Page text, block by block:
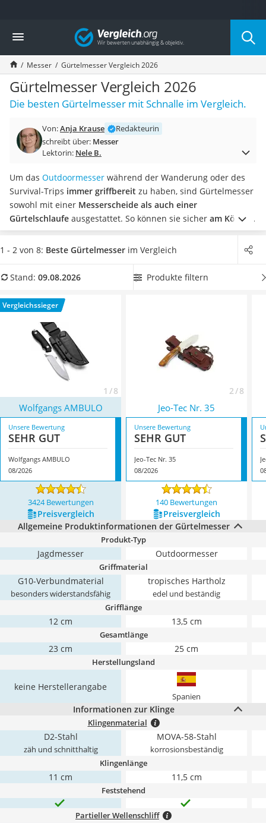
Die beliebtesten Vergleiche nach Kategorie
Haushalt
Wassersprudler
Zentralstaubsauger
Brotbackautomat
Wischroboter
Wäschespinne
Spülmaschinentabs
Akku-Staubsauger
AEG-Waschmaschine
Saug-Wisch-Roboter
Handstaubsauger
Milchaufschäumer
Kondenstrockner
Reiskocher
Tierhaarstaubsauger
Nespresso-Maschine
Messerschärfer
Vergleich
Messer Gürtelmesser Vergleich 2026
Gürtelmesser Vergleich 2026
Die besten Gürtelmesser mit Schnalle im Vergleich.
Von:Anja Krause
Redakteurin
schreibt über: Messer
Lektorin: Nele B.
Um das Outdoormesser während der Wanderung oder des
Survival-Trips immer griffbereit zu haben, sind Gürtelmesser
sowohl mit einer Messerscheide als auch einer
Gürtelschlaufe ausgestattet. So können sie sicher am Körper
getragenwerden.Tests im Internet berichten, dass ein
geringes Gewichtder Gürtelmesser den Tragekomfort erhöht.
Gürtelmesser mit geringerem Gesamtgewicht, um es auch bei
Überzeugt hat uns hier im August 2026 besonders das
ModellWolfgangs AMBULO
1 - 2 von 8: Beste Gürtelmesser im Vergleich
Stand: 09.08.2026 Produkte filtern
Vergleichssieger
1 / 8 2 / 8
Wolfgangs AMBULO Jeo-Tec Nr. 35
Unsere Bewertung
SEHR GUT
Wolfgangs AMBULO
08/2026
Unsere Bewertung
SEHR GUT
Jeo-Tec Nr. 35
08/2026
3424 Bewertungen 140 Bewertungen
Preis­vergleich
Preis­vergleich
Allgemeine Produktinformationen der Gürtelmesser
Produkt-Typ
Jagdmesser Outdoormesser
Griffmaterial
G10-Verbundmaterial
besonders widerstandsfähig
tropisches Hartholz
edel und beständig
Grifflänge
12 cm 13,5 cm
Gesamtlänge
23 cm 25 cm
Herstellungsland
keine Herstellerangabe
Spanien
Informationen zur Klinge
Klingenmaterial
D2-Stahl
zäh und schnitthaltig
MOVA-58-Stahl
korrosionsbeständig
Klingenlänge
11 cm 11,5 cm
Feststehend
Partieller Wellenschliff